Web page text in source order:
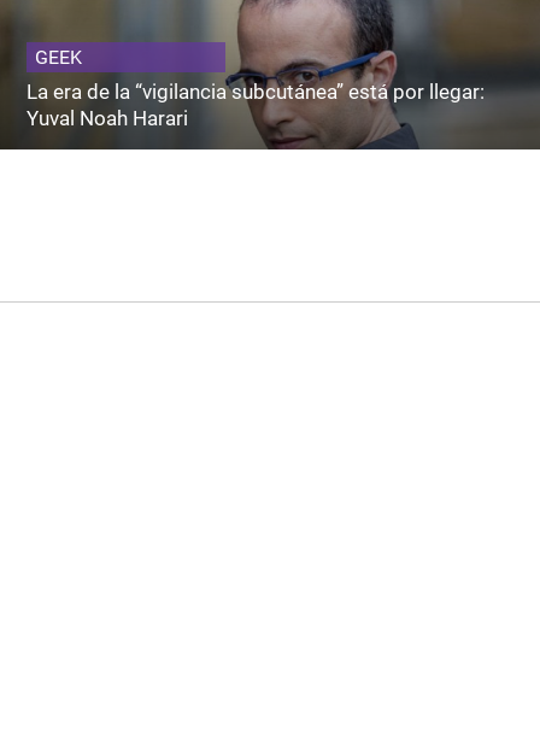
GEEK
La era de la “vigilancia subcutánea” está por llegar:
Yuval Noah Harari